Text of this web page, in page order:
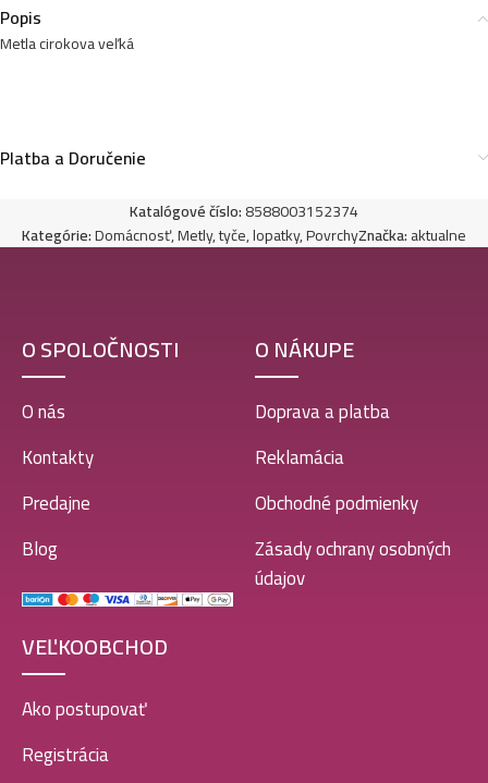
Popis
Metla cirokova veľká
Platba a Doručenie
Katalógové číslo:8588003152374
Kategórie:Domácnosť,Metly, tyče, lopatky,PovrchyZnačka:aktualne
O SPOLOČNOSTI
O nás
Kontakty
Predajne
Blog
O NÁKUPE
Doprava a platba
Reklamácia
Obchodné podmienky
Zásady ochrany osobných
údajov
VEĽKOOBCHOD
Ako postupovať
Registrácia